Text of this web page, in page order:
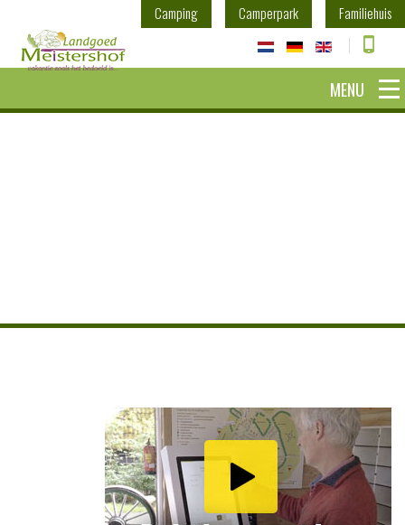
Camping Camperpark Familiehuis
MENU